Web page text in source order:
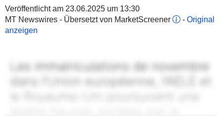
Veröffentlicht am 23.06.2025 um 13:30
MT Newswires - Übersetzt von MarketScreener
- Original
anzeigen